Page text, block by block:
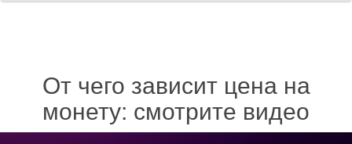
От чего зависит цена на
монету: смотрите видео